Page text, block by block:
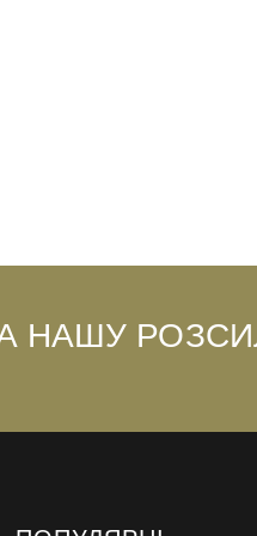
НАШУ